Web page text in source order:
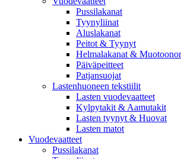
Pussilakanat
Tyynyliinat
Aluslakanat
Peitot & Tyynyt
Helmalakanat &
Päiväpeitteet
Patjansuojat
Lastenhuoneen tekstiilit
Lasten vuodevaatteet
Kylpytakit & Aamutakit
Lasten tyynyt & Huovat
Lasten matot
Vuodevaatteet
Pussilakanat